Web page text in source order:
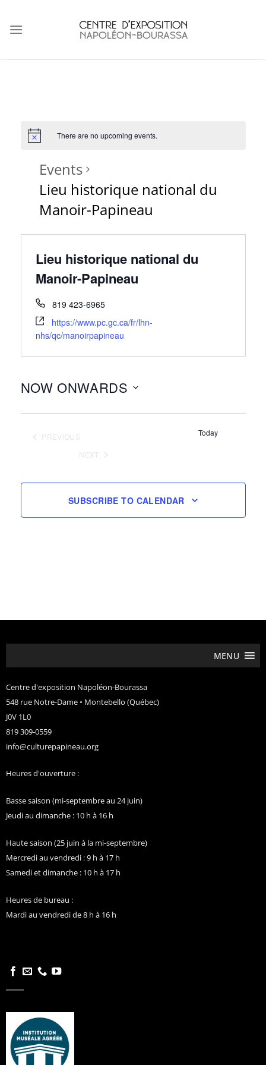
content
There are no upcoming events.
Events
Lieu historique national du
Manoir-Papineau
Lieu historique national du
Manoir-Papineau
819 423-6965
https://www.pc.gc.ca/fr/lhn-
nhs/qc/manoirpapineau
NOW ONWARDS
PREVIOUS
Today
NEXT
SUBSCRIBE TO CALENDAR
MENU
Centre d'exposition Napoléon-Bourassa
548 rue Notre-Dame • Montebello (Québec)
J0V 1L0
819 309-0559
info@culturepapineau.org
Heures d'ouverture :
Basse saison (mi-septembre au 24 juin)
Jeudi au dimanche : 10 h à 16 h
Haute saison (25 juin à la mi-septembre)
Mercredi au vendredi : 9 h à 17 h
Samedi et dimanche : 10 h à 17 h
Heures de bureau :
Mardi au vendredi de 8 h à 16 h